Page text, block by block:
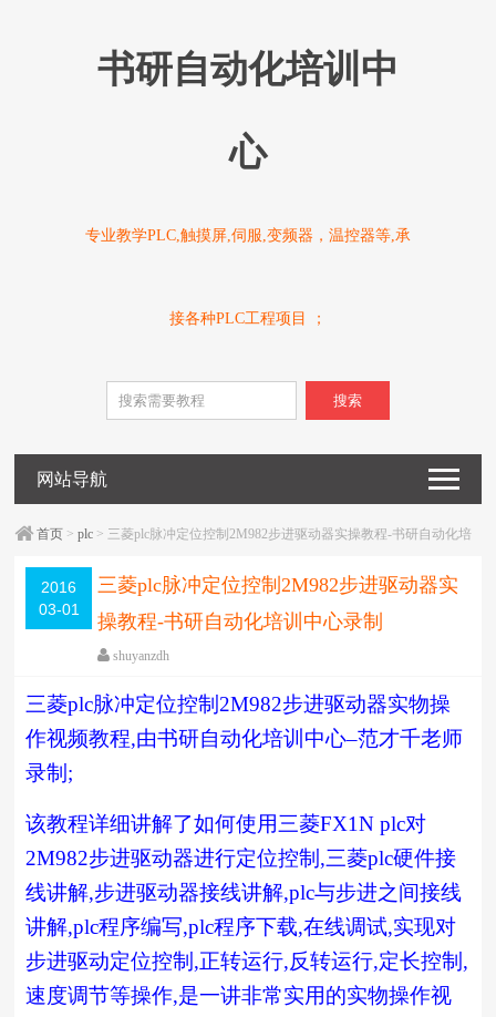
书研自动化培训中
心
专业教学PLC,触摸屏,伺服,变频器，温控器等,承
接各种PLC工程项目 ；
搜索
网站导航
首页 >plc > 三菱plc脉冲定位控制2M982步进驱动器实操教程-书研自动化培
2016
03-01
三菱plc脉冲定位控制2M982步进驱动器实
操教程-书研自动化培训中心录制
shuyanzdh
器,高级教程
围观931次
已关闭评论
编辑日期：2019-06-25 字体：大 中 小
三菱plc脉冲定位控制 2M982步进驱动器实物操
作视频教程,由书研自动化培训中心–范才千老师
录制 ;
该教程详细讲解了如何使用三菱FX1N plc对
2M982步进驱动器进行定位控制 ,三菱plc硬件接
线讲解,步进驱动器接线讲解,plc与步进之间接线
讲解,plc程序编写,plc程序下载,在线调试,实现对
步进驱动定位控制 ,正转运行,反转运行,定长控制 ,
速度调节等操作,是一讲非常实用的实物操作视